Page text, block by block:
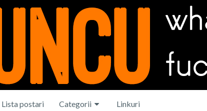
Lista postari Categorii Linkuri